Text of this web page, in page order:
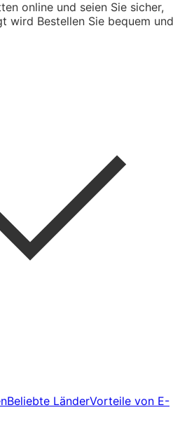
online und seien Sie sicher,
wird Bestellen Sie bequem und
Beliebte LänderVorteile von E-